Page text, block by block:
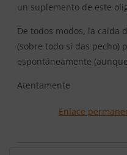
un suplemento de este
De todos modos, la caída
(sobre todo si das pecho)
espontáneamente
Atentamente
Enlace